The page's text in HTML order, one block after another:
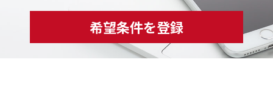
希望条件を登録